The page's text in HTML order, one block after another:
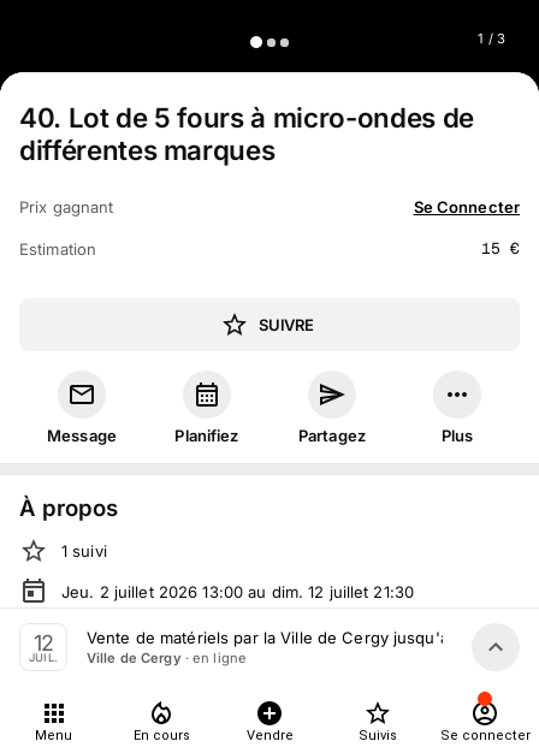
1 / 3
40. Lot de 5 fours à micro-ondes de
différentes marques
Prix gagnant Se Connecter
Estimation 15 €
SUIVRE
Message Planifiez Partagez Plus
À propos
1 suivi
Jeu. 2 juillet 2026 13:00 au dim. 12 juillet 21:30
Vente volontaireorganiséeparVille de Cergy
Tout le monde peut participer
12
JUIL.
Vente de matériels par la Ville de Cergy jusqu'au 12 Juillet
Ville de Cergy · en ligne
Menu En cours Vendre Suivis Se connecter